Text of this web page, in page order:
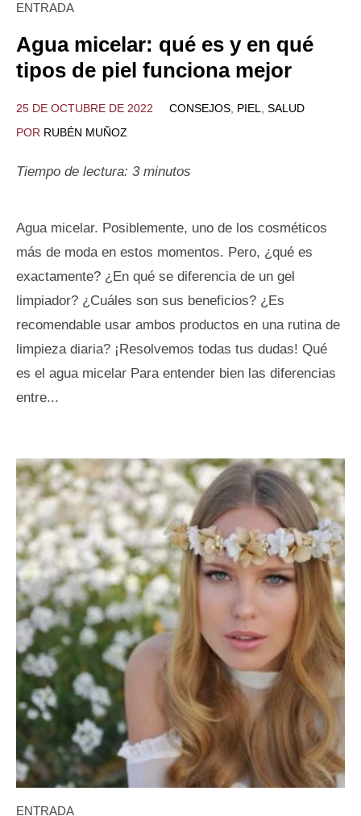
ENTRADA
Agua micelar: qué es y en qué
tipos de piel funciona mejor
25 DE OCTUBRE DE 2022 CONSEJOS, PIEL, SALUD
POR RUBÉN MUÑOZ
Tiempo de lectura: 3 minutos
Agua micelar. Posiblemente, uno de los cosméticos
más de moda en estos momentos. Pero, ¿qué es
exactamente? ¿En qué se diferencia de un gel
limpiador? ¿Cuáles son sus beneficios? ¿Es
recomendable usar ambos productos en una rutina de
limpieza diaria? ¡Resolvemos todas tus dudas! Qué
es el agua micelar Para entender bien las diferencias
entre...
ENTRADA